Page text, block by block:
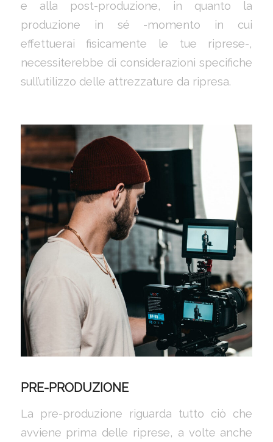
e alla post-produzione, in quanto la
produzione in sé -momento in cui
effettuerai fisicamente le tue riprese-,
necessiterebbe di considerazioni specifiche
sull’utilizzo delle attrezzature da ripresa.
PRE-PRODUZIONE
La pre-produzione riguarda tutto ciò che
avviene prima delle riprese, a volte anche